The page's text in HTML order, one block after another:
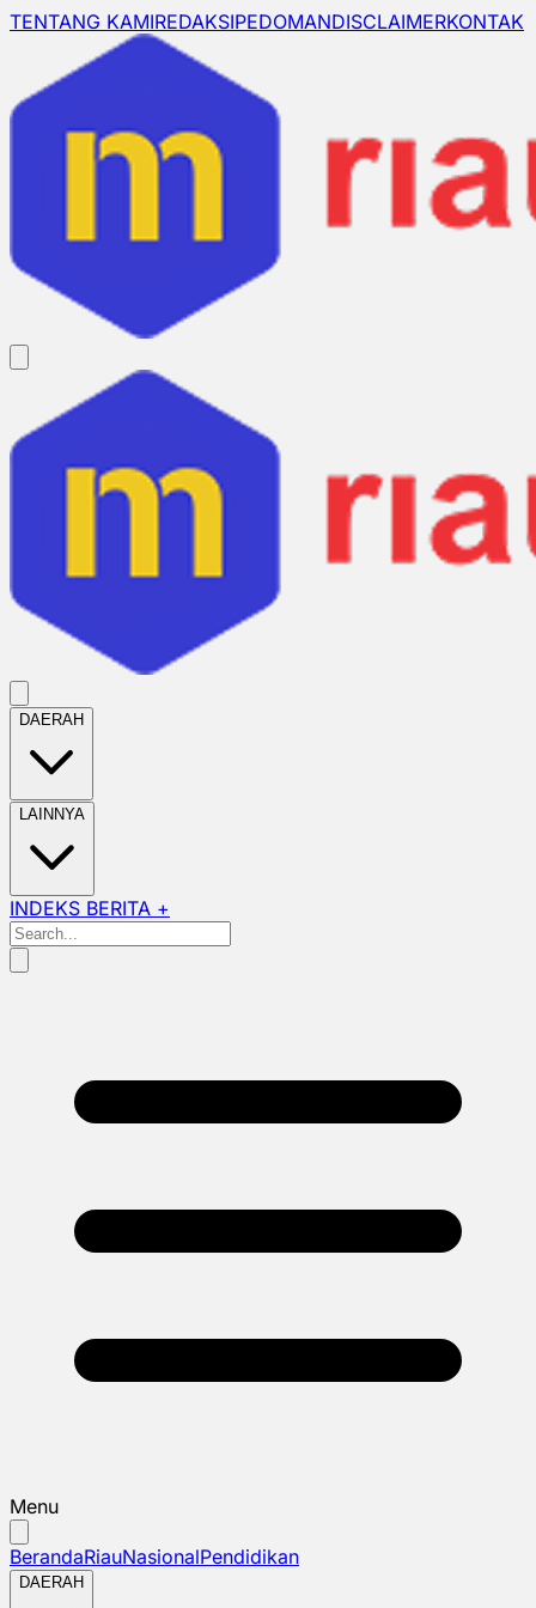
TENTANG KAMIREDAKSIPEDOMANDISCLAIMERKONTAK
DAERAH
LAINNYA
INDEKS BERITA +
Menu
BerandaRiauNasionalPendidikan
DAERAH